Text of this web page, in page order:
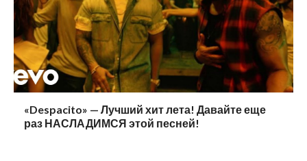
«Despacito» — Лучший хит лета! Давайте еще
раз НАСЛАДИМСЯ этой песней!